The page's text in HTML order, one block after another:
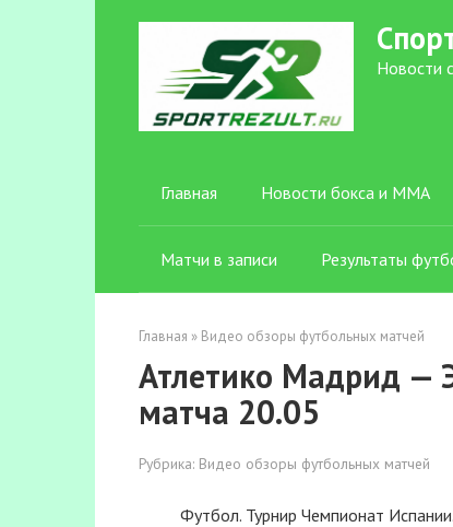
Новости
Главная Новости бокса и ММА
Матчи в записи Результаты
Главная » Видео обзоры футбольных матчей
Атлетико Мадрид —
матча 20.05
Рубрика: Видео обзоры футбольных матчей
Футбол. Турнир Чемпионат